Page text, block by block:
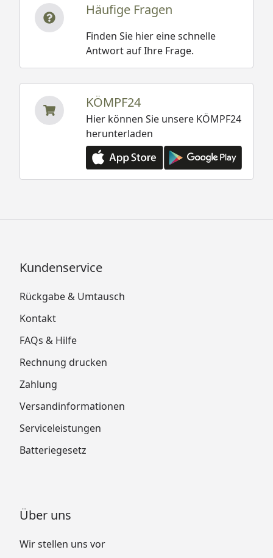
Häufige Fragen
Finden Sie hier eine schnelle
Antwort auf Ihre Frage.
KÖMPF24
Hier können Sie unsere KÖMPF24
herunterladen
Kundenservice
Rückgabe & Umtausch
Kontakt
FAQs & Hilfe
Rechnung drucken
Zahlung
Versandinformationen
Serviceleistungen
Batteriegesetz
Über uns
Wir stellen uns vor